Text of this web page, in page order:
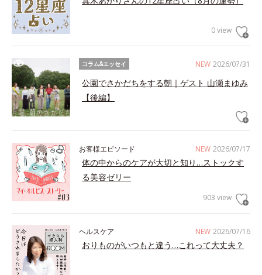
0 view
NEW 2026/07/31
コラム&エッセイ
公園でさかだちをする朝｜ゲスト 山瀬まゆみ
【後編】
NEW 2026/07/17
お客様エピソード
体の中からのケアが大切と知り…ストックす
る美容ゼリー
903 view
NEW 2026/07/16
ヘルスケア
おりものがいつもと違う…これって大丈夫？